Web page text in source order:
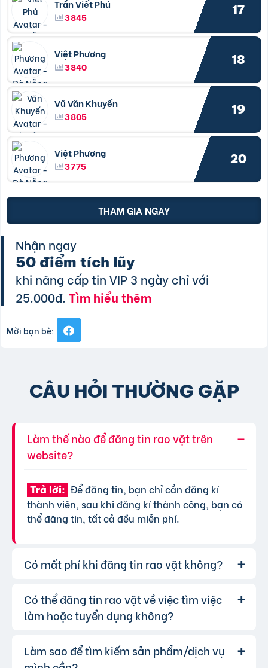
Trần Viết Phú
3845
17
Việt Phương
3840
18
Vũ Văn Khuyến
3805
19
Việt Phương
3775
20
THAM GIA NGAY
Nhận ngay
50 điểm tích lũy
khi nâng cấp tin VIP 3 ngày chỉ với
25.000đ.Tìm hiểu thêm
Mời bạn bè:
CÂU HỎI THƯỜNG GẶP
Làm thế nào để đăng tin rao vặt trên
website?
Trả lời: Để đăng tin, bạn chỉ cần đăng kí
thành viên, sau khi đăng kí thành công, bạn có
thể đăng tin, tất cả đều miễn phí.
Có mất phí khi đăng tin rao vặt không?
Trả lời: Chúng tôi cung cấp gói đăng tin miễn
phí cơ bản cho tất cả người dùng. Tuy nhiên, để
thị, bạn có thể lựa chọn các gói dịch vụ nâng
cấp với chi phí hợp lý, xem thêmphí dịch vụ tin
Có thể đăng tin rao vặt về việc tìm việc
làm hoặc tuyển dụng không?
Trả lời: Hoàn toàn có thể. Website của chúng
tôi hỗ trợ đăng tin tuyển dụng và tìm việc làm.
Làm sao để tìm kiếm sản phẩm/dịch vụ